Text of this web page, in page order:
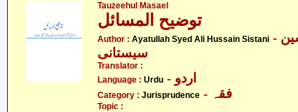
Tauzeehul Masael
توضیح المسائل
Author : Ayatullah Syed Ali Hussain Sistani - آیت اللہ سیّد علی حسین
سیستانی
Translator :
Language : Urdu - اردو
Category : Jurisprudence - فقہ
Topic :